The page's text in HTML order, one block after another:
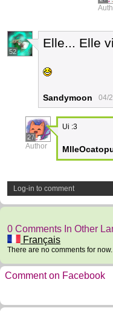
52
Elle... Elle
Sandymoon 04/
27
Author
Ui :3
Log-in to comment
0 Comments In Other
Français
There are no comments for now.
Comment on Facebook